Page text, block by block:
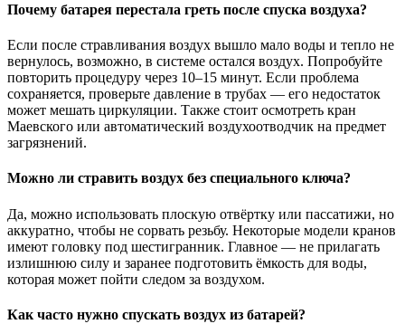
Почему батарея перестала греть после спуска воздуха?
Если после стравливания воздух вышло мало воды и тепло не
вернулось, возможно, в системе остался воздух. Попробуйте
повторить процедуру через 10–15 минут. Если проблема
сохраняется, проверьте давление в трубах — его недостаток
может мешать циркуляции. Также стоит осмотреть кран
Маевского или автоматический воздухоотводчик на предмет
загрязнений.
Можно ли стравить воздух без специального ключа?
Да, можно использовать плоскую отвёртку или пассатижи, но
аккуратно, чтобы не сорвать резьбу. Некоторые модели кранов
имеют головку под шестигранник. Главное — не прилагать
излишнюю силу и заранее подготовить ёмкость для воды,
которая может пойти следом за воздухом.
Как часто нужно спускать воздух из батарей?